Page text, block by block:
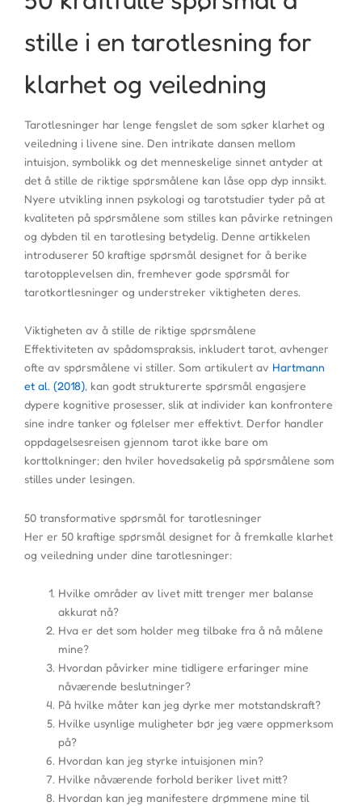
stille i en tarotlesning for
klarhet og veiledning
Tarotlesninger har lenge fengslet de som søker klarhet og
veiledning i livene sine. Den intrikate dansen mellom
intuisjon, symbolikk og det menneskelige sinnet antyder at
det å stille de riktige spørsmålene kan låse opp dyp innsikt.
Nyere utvikling innen psykologi og tarotstudier tyder på at
kvaliteten på spørsmålene som stilles kan påvirke retningen
og dybden til en tarotlesing betydelig. Denne artikkelen
introduserer 50 kraftige spørsmål designet for å berike
tarotopplevelsen din, fremhever gode spørsmål for
tarotkortlesninger og understreker viktigheten deres.
Viktigheten av å stille de riktige spørsmålene
Effektiviteten av spådomspraksis, inkludert tarot, avhenger
ofte av spørsmålene vi stiller. Som artikulert av Hartmann
et al. (2018), kan godt strukturerte spørsmål engasjere
dypere kognitive prosesser, slik at individer kan konfrontere
sine indre tanker og følelser mer effektivt. Derfor handler
oppdagelsesreisen gjennom tarot ikke bare om
korttolkninger; den hviler hovedsakelig på spørsmålene som
stilles under lesingen.
50 transformative spørsmål for tarotlesninger
Her er 50 kraftige spørsmål designet for å fremkalle klarhet
og veiledning under dine tarotlesninger:
Hvilke områder av livet mitt trenger mer balanse
akkurat nå?
Hva er det som holder meg tilbake fra å nå målene
mine?
Hvordan påvirker mine tidligere erfaringer mine
nåværende beslutninger?
På hvilke måter kan jeg dyrke mer motstandskraft?
Hvilke usynlige muligheter bør jeg være oppmerksom
på?
Hvordan kan jeg styrke intuisjonen min?
Hvilke nåværende forhold beriker livet mitt?
Hvordan kan jeg manifestere drømmene mine til